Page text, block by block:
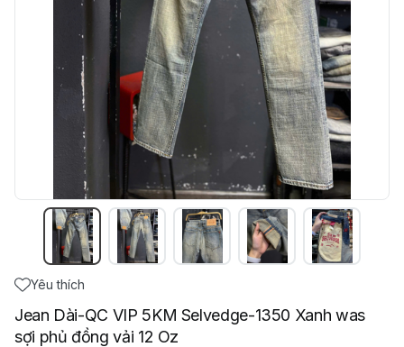
Yêu thích
Jean Dài-QC VIP 5KM Selvedge-1350 Xanh was
sợi phủ đồng vải 12 Oz